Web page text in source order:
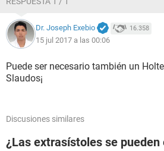
Dr. Joseph Exebio 16.358
15 jul 2017 a las 00:06
Puede ser necesario también un
Slaudos¡
Discusiones similares
¿Las extrasístoles se